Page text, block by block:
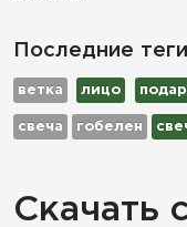
Последние теги
ветка лицо
свеча гобелен
Скачать